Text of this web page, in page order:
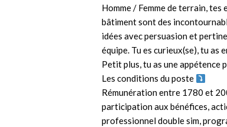
Homme / Femme de terrain,
bâtiment sont des
idées avec persuasion et
équipe. Tu es curieux(se), tu as
Petit plus, tu as une appétence
Les conditions du poste
Rémunération entre 1780 et
participation aux bénéfices,
professionnel double sim,